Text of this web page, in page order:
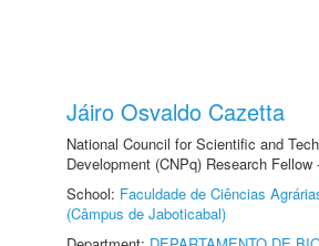
Jáiro Osvaldo Cazetta
National Council for Scientific and
Development (CNPq) Research Fellow
School: Faculdade de Ciências
(Câmpus de Jaboticabal)